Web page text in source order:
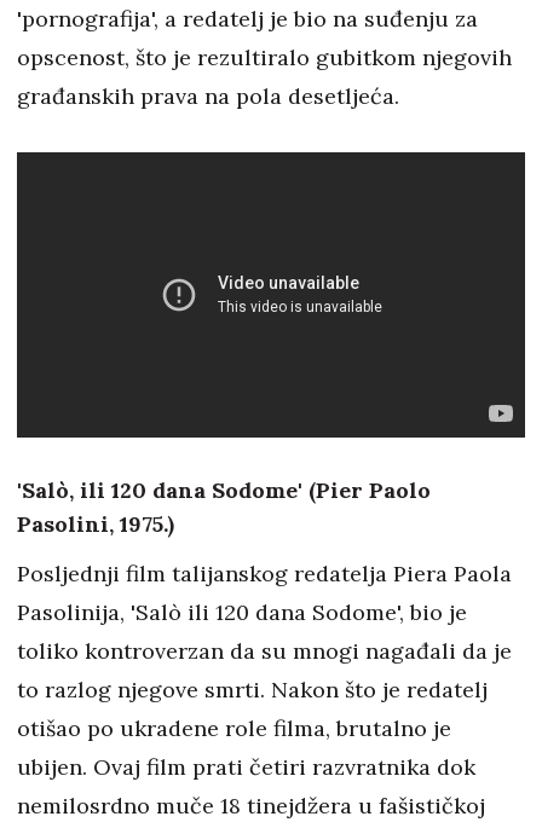
'pornografija', a redatelj je bio na suđenju za
opscenost, što je rezultiralo gubitkom njegovih
građanskih prava na pola desetljeća.
'Salò, ili 120 dana Sodome' (Pier Paolo
Pasolini, 1975.)
Posljednji film talijanskog redatelja Piera Paola
Pasolinija, 'Salò ili 120 dana Sodome', bio je
toliko kontroverzan da su mnogi nagađali da je
to razlog njegove smrti. Nakon što je redatelj
otišao po ukradene role filma, brutalno je
ubijen. Ovaj film prati četiri razvratnika dok
nemilosrdno muče 18 tinejdžera u fašističkoj